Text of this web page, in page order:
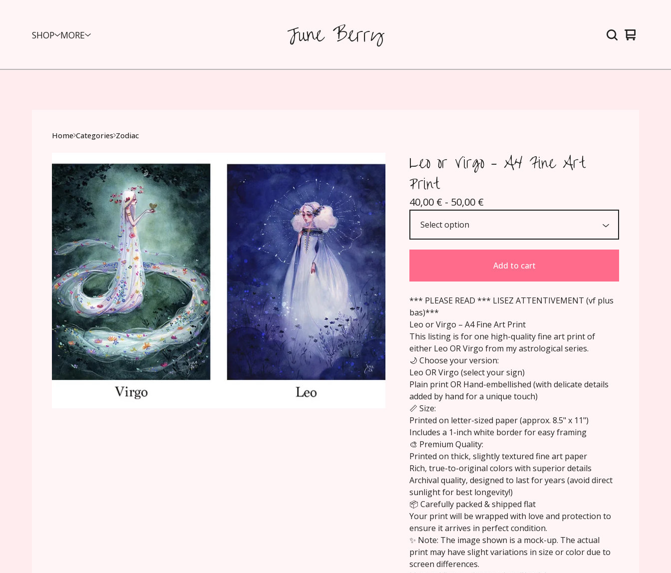
SHOP MORE June Berry View
0
Home Categories Zodiac
Leo or Virgo – A4 Fine Art
Print
40,00 € - 50,00 €
Add to cart
*** PLEASE READ *** LISEZ ATTENTIVEMENT (vf plus
bas)***
Leo or Virgo – A4 Fine Art Print
This listing is for one high-quality fine art print of
either Leo OR Virgo from my astrological series.
🌙 Choose your version:
Leo OR Virgo (select your sign)
Plain print OR Hand-embellished (with delicate details
added by hand for a unique touch)
📏 Size:
Printed on letter-sized paper (approx. 8.5" x 11")
Includes a 1-inch white border for easy framing
🎨 Premium Quality:
Printed on thick, slightly textured fine art paper
Rich, true-to-original colors with superior details
Archival quality, designed to last for years (avoid direct
sunlight for best longevity!)
📦 Carefully packed & shipped flat
Your print will be wrapped with love and protection to
ensure it arrives in perfect condition.
✨ Note: The image shown is a mock-up. The actual
print may have slight variations in size or color due to
screen differences.